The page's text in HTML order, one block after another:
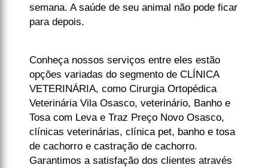
semana. A saúde de seu animal não pode ficar
para depois.
Conheça nossos serviços entre eles estão
opções variadas do segmento de CLÍNICA
VETERINÁRIA, como Cirurgia Ortopédica
Veterinária Vila Osasco, veterinário, Banho e
Tosa com Leva e Traz Preço Novo Osasco,
clínicas veterinárias, clínica pet, banho e tosa
de cachorro e castração de cachorro.
Garantimos a satisfação dos clientes através